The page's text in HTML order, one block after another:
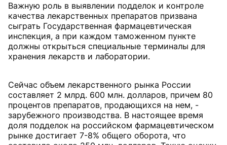
Важную роль в выявлении подделок и контроле
качества лекарственных препаратов призвана
сыграть Государственная фармацевтическая
инспекция, а при каждом таможенном пункте
должны открыться специальные терминалы для
хранения лекарств и лаборатории.
Сейчас объем лекарственного рынка России
составляет 2 млрд. 600 млн. долларов, причем 80
процентов препаратов, продающихся на нем, -
зарубежного производства. В настоящее время
доля подделок на российском фармацевтическом
рынке достигает 7-8% общего оборота, что